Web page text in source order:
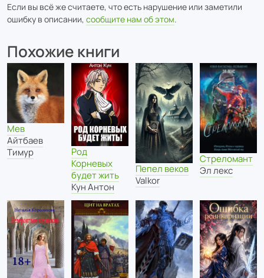
Если вы всё же считаете, что есть нарушение или заметили
ошибку в описании, сообщите нам об этом.
Похожие книги
Мев
Айтбаев
Тимур
Род
Корневых
будет жить
Кун Антон
Пепел веков
Valkor
Стреломант
Эл лекс